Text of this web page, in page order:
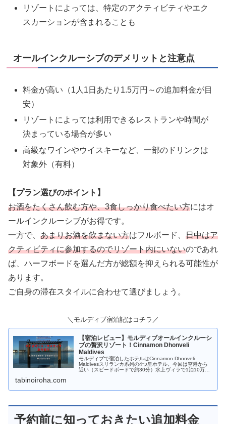
リゾートによっては、特定のアクティビティやエク
スカーションが含まれることも
オールインクルーシブのデメリットと注意点
料金が高い（1人1日あたり1.5万円～の追加料金が目
安）
リゾートによっては利用できるレストランや時間が
決まっている場合が多い
高級なワインやウイスキーなど、一部のドリンクは
対象外（有料）
【プラン選びのポイント】
お酒をたくさん飲む方や、3食しっかり食べたい方にはオ
ールインクルーシブがお得です。
一方で、 あまりお酒を飲まない方はフルボード、 日中はア
クティビティに参加するのでリゾート内にいないのであれ
ば、ハーフボードを選んだ方が総額を抑えられる可能性が
あります。
ご自身の滞在スタイルに合わせて選びましょう。
＼モルディブ宿泊記はコチラ／
【宿泊レビュー】モルディブオールインクルーシ
ブの贅沢リゾート！Cinnamon Dhonveli
Maldives
モルディブで宿泊したホテルはCinnamon Dhonveli
Maldivesスリランカ系列の4つ星ホテル。今回は空港から
近い（スピードボードで約30分）水上ヴィラで1泊10万円
tabinoiroha.com
予約前に知っておきたい追加料金